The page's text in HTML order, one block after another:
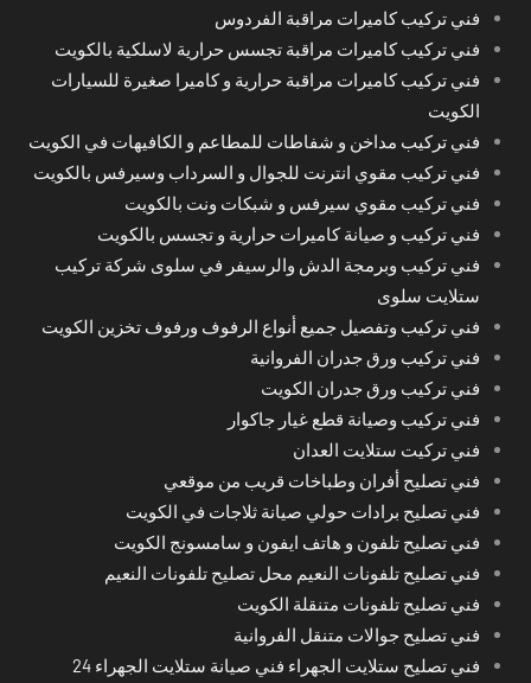
فني تركيب كاميرات مراقبة الفردوس
فني تركيب كاميرات مراقبة تجسس حرارية لاسلكية بالكويت
فني تركيب كاميرات مراقبة حرارية و كاميرا صغيرة للسيارات
الكويت
فني تركيب مداخن و شفاطات للمطاعم و الكافيهات في الكويت
فني تركيب مقوي انترنت للجوال و السرداب وسيرفس بالكويت
فني تركيب مقوي سيرفس و شبكات ونت بالكويت
فني تركيب و صيانة كاميرات حرارية و تجسس بالكويت
فني تركيب وبرمجة الدش والرسيفر في سلوى شركة تركيب
ستلايت سلوى
فني تركيب وتفصيل جميع أنواع الرفوف ورفوف تخزين الكويت
فني تركيب ورق جدران الفروانية
فني تركيب ورق جدران الكويت
فني تركيب وصيانة قطع غيار جاكوار
فني تركيت ستلايت العدان
فني تصليح أفران وطباخات قريب من موقعي
فني تصليح برادات حولي صيانة ثلاجات في الكويت
فني تصليح تلفون و هاتف ايفون و سامسونج الكويت
فني تصليح تلفونات النعيم محل تصليح تلفونات النعيم
فني تصليح تلفونات متنقلة الكويت
فني تصليح جوالات متنقل الفروانية
فني تصليح ستلايت الجهراء فني صيانة ستلايت الجهراء 24